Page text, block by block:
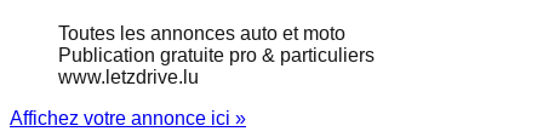
Toutes les annonces auto et moto
Publication gratuite pro & particuliers
www.letzdrive.lu
Affichez votre annonce ici »